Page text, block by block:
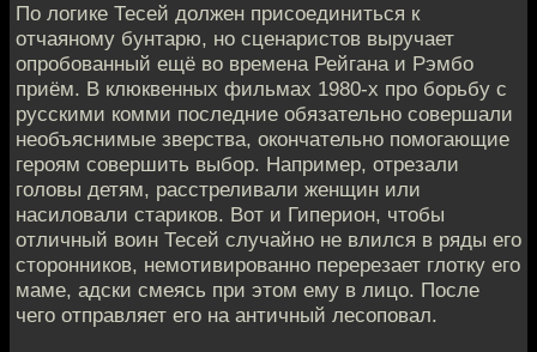
По логике Тесей должен присоединиться к
отчаяному бунтарю, но сценаристов выручает
опробованный ещё во времена Рейгана и Рэмбо
приём. В клюквенных фильмах 1980-х про борьбу с
русскими комми последние обязательно совершали
необъяснимые зверства, окончательно помогающие
героям совершить выбор. Например, отрезали
головы детям, расстреливали женщин или
насиловали стариков. Вот и Гиперион, чтобы
отличный воин Тесей случайно не влился в ряды его
сторонников, немотивированно перерезает глотку его
маме, адски смеясь при этом ему в лицо. После
чего отправляет его на античный лесоповал.